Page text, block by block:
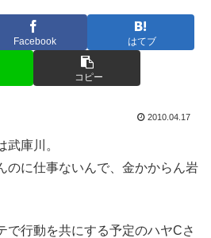
Facebook はてブ
コピー
2010.04.17
庫川。
のに仕事ないんで、金かからん岩
で行動を共にする予定のハヤCさ